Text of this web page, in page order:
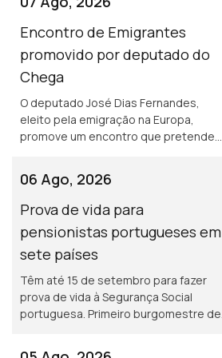
Encontro de Emigrantes
promovido por deputado do
Chega
O deputado José Dias Fernandes,
eleito pela emigração na Europa,
promove um encontro que pretende
emigrantes de Fafe.
06 Ago, 2026
Prova de vida para
pensionistas portugueses em
sete países
Têm até 15 de setembro para fazer
prova de vida à Segurança Social
portuguesa. Primeiro burgomestre de